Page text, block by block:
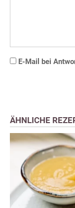
E-Mail bei
ÄHNLICHE